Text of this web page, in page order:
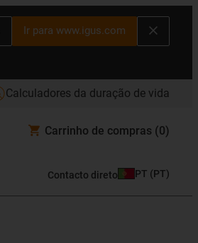
Ir para www.igus.com
Calculadores da duração de vida
Carrinho de compras (0)
Contacto direto PT (PT)